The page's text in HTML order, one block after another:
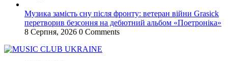
Музика замість сну після фронту: ветеран війни Grasick
перетворив безсоння на дебютний альбом «Поетроніка»
8 Серпня, 2026 0 Comments